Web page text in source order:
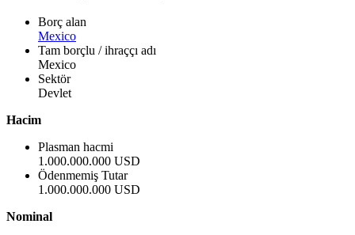
Borç alan
Mexico
Tam borçlu / ihraççı adı
Mexico
Sektör
Devlet
Hacim
Plasman hacmi
1.000.000.000 USD
Ödenmemiş Tutar
1.000.000.000 USD
Nominal